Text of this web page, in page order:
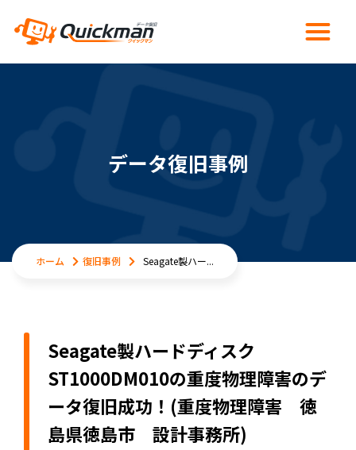
データ復旧事例
ホーム 復旧事例 Seagate製ハー...
Seagate製ハードディスク
ST1000DM010の重度物理障害のデ
ータ復旧成功！(重度物理障害 徳
島県徳島市 設計事務所)